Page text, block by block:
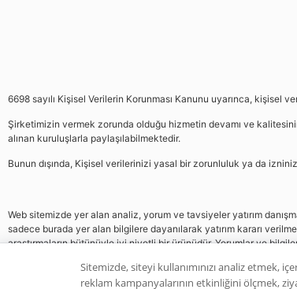
6698 sayılı Kişisel Verilerin Korunması Kanunu uyarınca, kişisel
Şirketimizin vermek zorunda olduğu hizmetin devamı ve
alınan kuruluşlarla paylaşılabilmektedir.
Bunun dışında, Kişisel verilerinizi yasal bir zorunluluk ya da
Web sitemizde yer alan analiz, yorum ve tavsiyeler yatırım
sadece burada yer alan bilgilere dayanılarak yatırım kararı
araştırmaların bütünüyle iyi niyetli bir ürünüdür. Yorumlar ve
Sitemizde, siteyi kullanımınızı analiz etmek,
reklam kampanyalarının etkinliğini ölçmek,